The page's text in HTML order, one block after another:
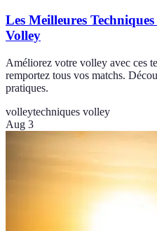
Les Meilleures
Volley
Améliorez votre volley avec ces
remportez tous vos matchs.
pratiques.
volleytechniques volley
Aug 3